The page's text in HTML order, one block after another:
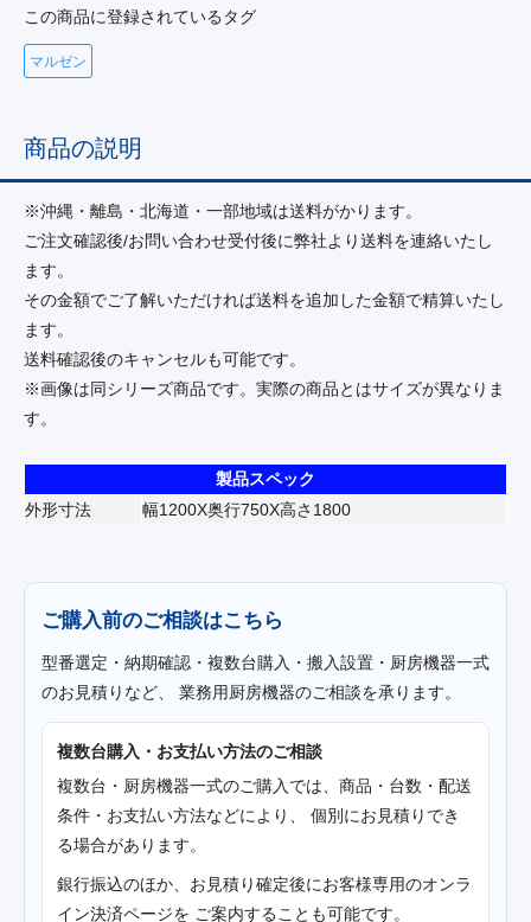
この商品に登録されているタグ
マルゼン
商品の説明
※沖縄・離島・北海道・一部地域は送料がかります。
ご注文確認後/お問い合わせ受付後に弊社より送料を連絡いたし
ます。
その金額でご了解いただければ送料を追加した金額で精算いたし
ます。
送料確認後のキャンセルも可能です。
※画像は同シリーズ商品です。実際の商品とはサイズが異なりま
す。
製品スペック
外形寸法
幅1200X奥行750X高さ1800
ご購入前のご相談はこちら
型番選定・納期確認・複数台購入・搬入設置・厨房機器一式
のお見積りなど、 業務用厨房機器のご相談を承ります。
複数台購入・お支払い方法のご相談
複数台・厨房機器一式のご購入では、商品・台数・配送
条件・お支払い方法などにより、 個別にお見積りでき
る場合があります。
銀行振込のほか、お見積り確定後にお客様専用のオンラ
イン決済ページを ご案内することも可能です。